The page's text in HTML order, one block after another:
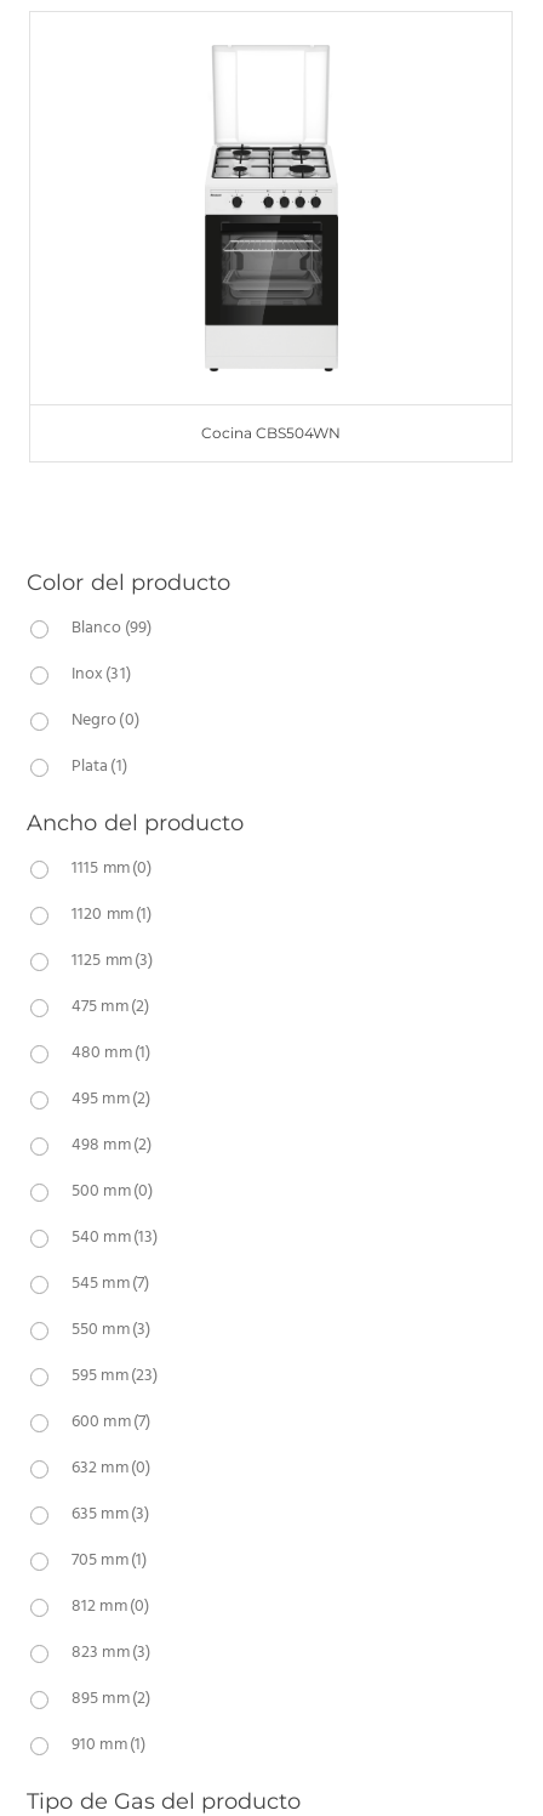
Cocina CBS504WN
Color del producto
Blanco(99)
Inox(31)
Negro(0)
Plata(1)
Ancho del producto
1115 mm(0)
1120 mm(1)
1125 mm(3)
475 mm(2)
480 mm(1)
495 mm(2)
498 mm(2)
500 mm(0)
540 mm(13)
545 mm(7)
550 mm(3)
595 mm(23)
600 mm(7)
632 mm(0)
635 mm(3)
705 mm(1)
812 mm(0)
823 mm(3)
895 mm(2)
910 mm(1)
Tipo de Gas del producto